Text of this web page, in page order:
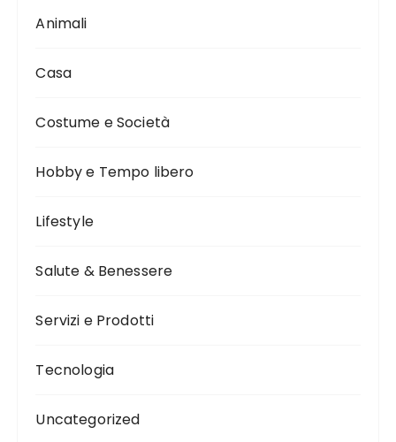
Animali
Casa
Costume e Società
Hobby e Tempo libero
Lifestyle
Salute & Benessere
Servizi e Prodotti
Tecnologia
Uncategorized